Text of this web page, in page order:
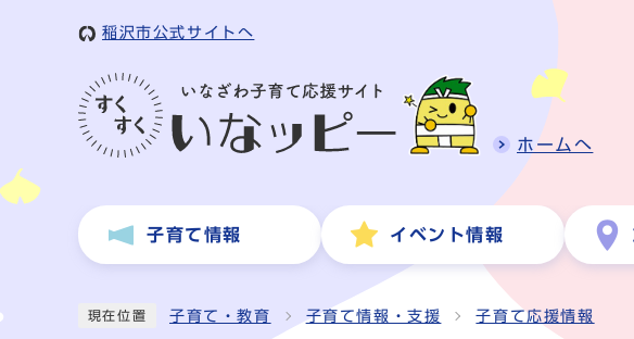
稲沢市公式サイトへ
ホームへ
子育て情報 イベント情報
現在位置 子育て・教育 子育て情報・支援 子育て応援情報